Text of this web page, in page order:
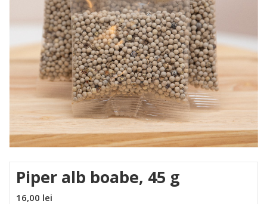
Piper alb boabe, 45 g
16,00 lei